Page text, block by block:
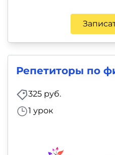
Репетиторы по
325 руб.
1 урок